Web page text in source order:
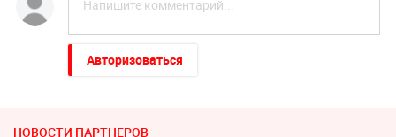
Авторизоваться
НОВОСТИ ПАРТНЕРОВ